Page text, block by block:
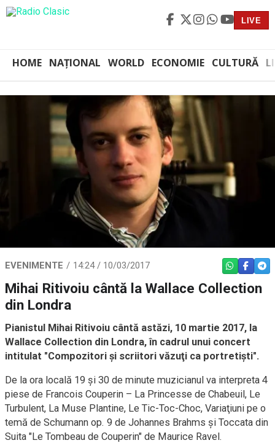
LIVE
HOME NAȚIONAL WORLD ECONOMIE CULTURĂ
EVENIMENTE 14:24 / 10/03/2017 WHATSAPP
Mihai Ritivoiu cântă la Wallace Collection
din Londra
Pianistul Mihai Ritivoiu cântă astăzi, 10 martie 2017, la
Wallace Collection din Londra, în cadrul unui concert
intitulat "Compozitori şi scriitori văzuţi ca portretişti".
De la ora locală 19 şi 30 de minute muzicianul va interpreta 4
piese de Francois Couperin – La Princesse de Chabeuil, Le
Turbulent, La Muse Plantine, Le Tic-Toc-Choc, Variaţiuni pe o
temă de Schumann op. 9 de Johannes Brahms şi Toccata din
Suita "Le Tombeau de Couperin" de Maurice Ravel.